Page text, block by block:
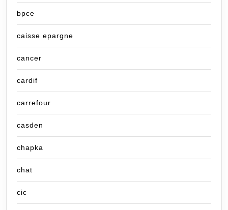
bpce
caisse epargne
cancer
cardif
carrefour
casden
chapka
chat
cic